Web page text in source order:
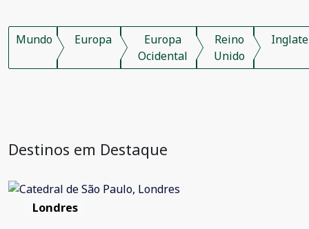
Mundo Europa
Europa
Ocidental
Reino
Unido
Destinos em Destaque
Londres